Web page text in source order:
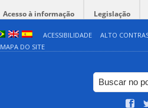
Acesso à informação Legislação
ACESSIBILIDADE
ALTO
MAPA DO SITE